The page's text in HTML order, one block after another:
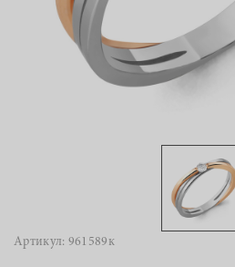
Артикул: 961589к